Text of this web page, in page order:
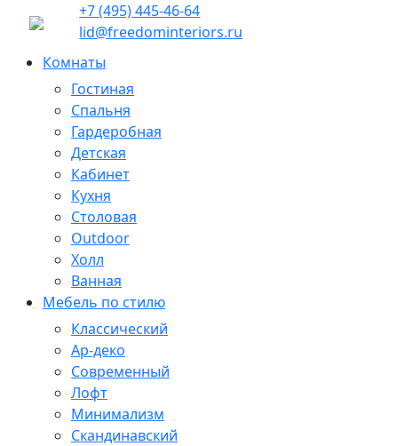
+7 (495) 445-46-64
lid@freedominteriors.ru
Комнаты
Гостиная
Спальня
Гардеробная
Детская
Кабинет
Кухня
Столовая
Outdoor
Холл
Ванная
Мебель по стилю
Классический
Ар-деко
Современный
Лофт
Минимализм
Скандинавский